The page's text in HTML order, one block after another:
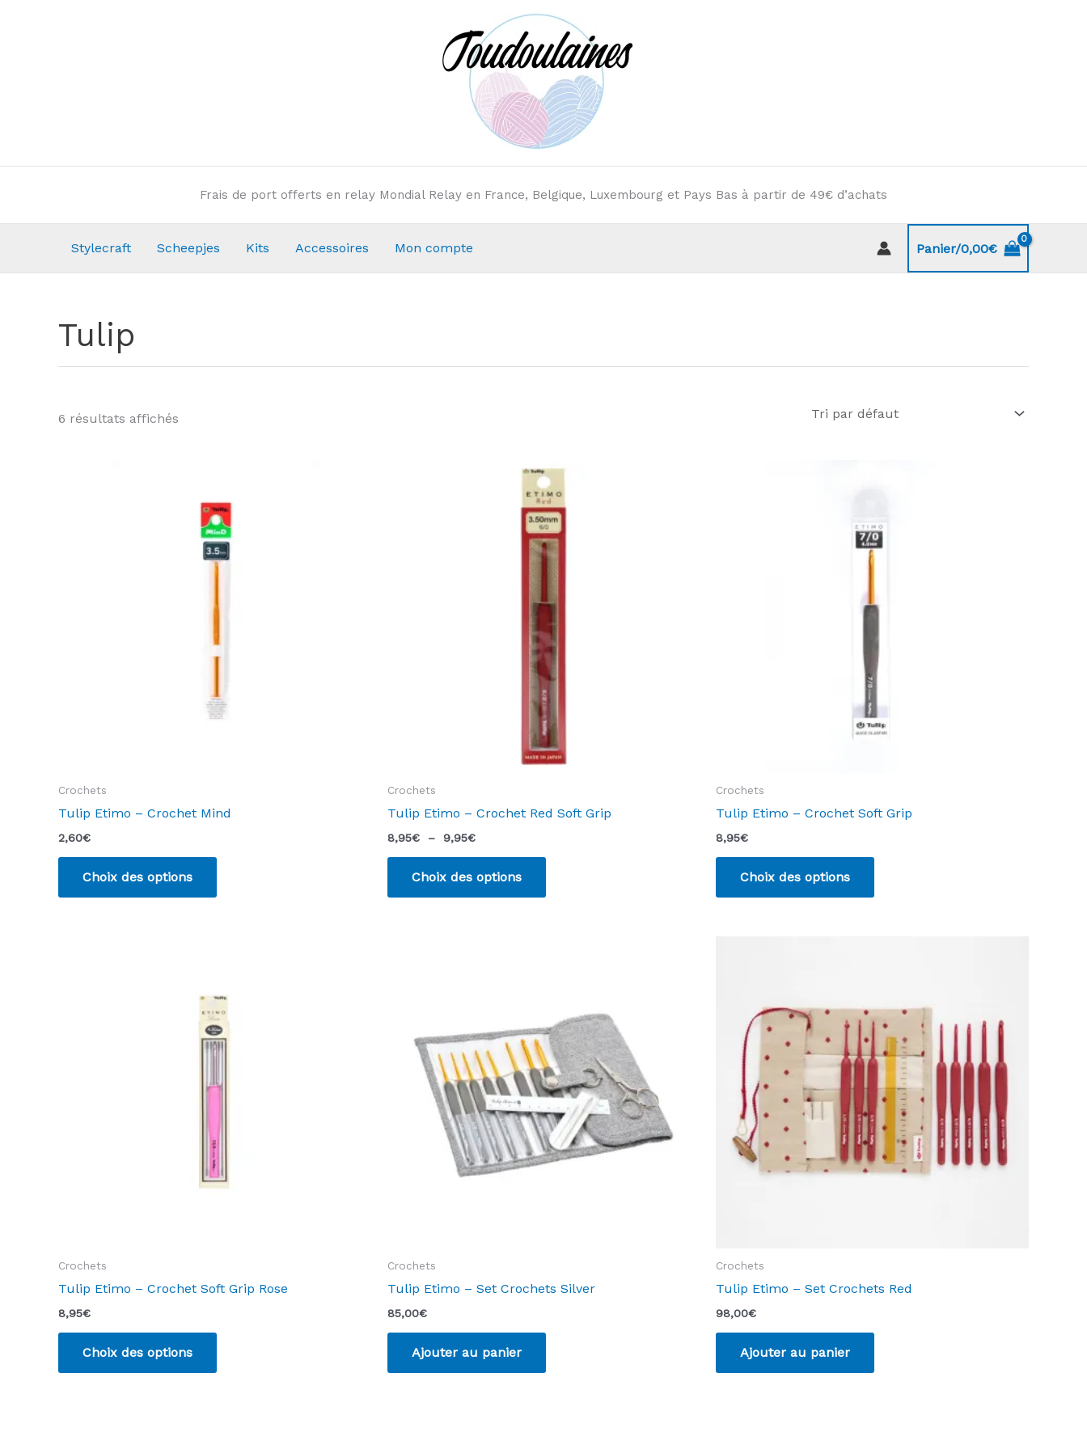
Frais de port offerts en relay Mondial Relay en France, Belgique, Luxembourg et Pays Bas à partir de 49€ d’achats
Stylecraft Scheepjes Kits Accessoires Mon compte Panier/0,00€
Tulip
6 résultats affichés
Crochets
Tulip Etimo – Crochet Mind
2,60€
Choix des options
Ce
a
peuvent
être
choisies
la
du
Crochets
Tulip Etimo – Crochet Red Soft Grip
8,95€ – 9,95€Plage
8,95€
à
Choix des options
Ce
a
être
choisies
sur
la
page
du
produit
Crochets
Tulip Etimo – Crochet Soft Grip
8,95€
Choix des options
Ce
a
peuvent
être
choisies
la
page
du
produit
Crochets
Tulip Etimo – Crochet Soft Grip Rose
8,95€
Choix des options
Ce
a
Crochets
Tulip Etimo – Set Crochets Silver
85,00€
Ajouter au panier
Crochets
Tulip Etimo – Set Crochets Red
98,00€
Ajouter au panier